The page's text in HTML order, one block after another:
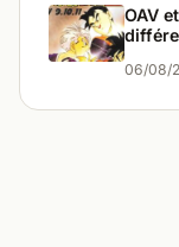
OAV
06/08/